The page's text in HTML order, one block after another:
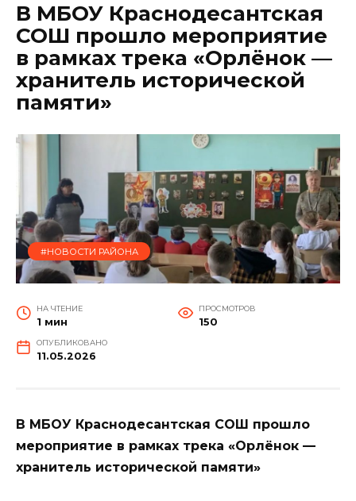
В МБОУ Краснодесантская
СОШ прошло мероприятие
в рамках трека «Орлёнок —
хранитель исторической
памяти»
#НОВОСТИ РАЙОНА
НА ЧТЕНИЕ
1 мин
ПРОСМОТРОВ
150
ОПУБЛИКОВАНО
11.05.2026
В МБОУ Краснодесантская СОШ прошло
мероприятие в рамках трека «Орлёнок —
хранитель исторической памяти»